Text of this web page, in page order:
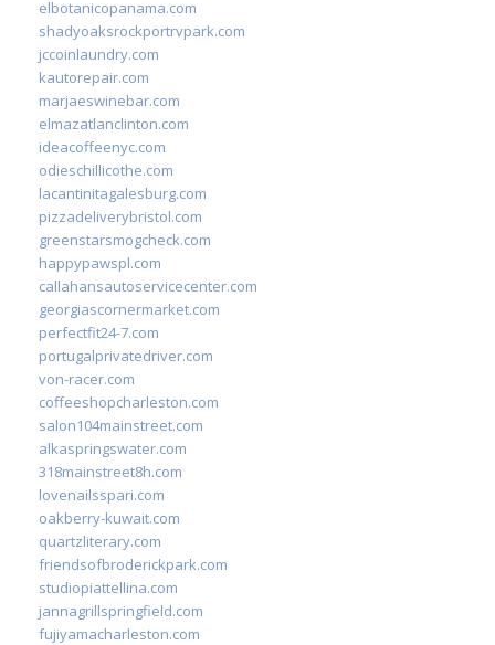
elbotanicopanama.com
shadyoaksrockportrvpark.com
jccoinlaundry.com
kautorepair.com
marjaeswinebar.com
elmazatlanclinton.com
ideacoffeenyc.com
odieschillicothe.com
lacantinitagalesburg.com
pizzadeliverybristol.com
greenstarsmogcheck.com
happypawspl.com
callahansautoservicecenter.com
georgiascornermarket.com
perfectfit24-7.com
portugalprivatedriver.com
von-racer.com
coffeeshopcharleston.com
salon104mainstreet.com
alkaspringswater.com
318mainstreet8h.com
lovenailsspari.com
oakberry-kuwait.com
quartzliterary.com
friendsofbroderickpark.com
studiopiattellina.com
jannagrillspringfield.com
fujiyamacharleston.com